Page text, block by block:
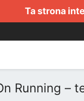
Ta strona
Running –